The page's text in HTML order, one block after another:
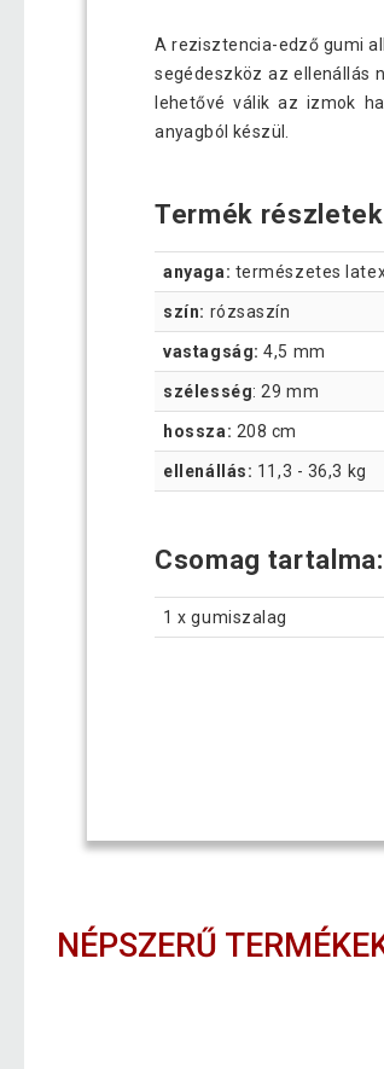
A rezisztencia-edző gumi
segédeszköz az ellenállás
lehetővé válik az izmok
anyagból készül.
Termék
anyaga: természetes
szín: rózsaszín
vastagság: 4,5 mm
szélesség: 29 mm
hossza: 208 cm
ellenállás: 11,3 - 36,3 kg
Csomag tartalma:
1 x gumiszalag
NÉPSZERŰ